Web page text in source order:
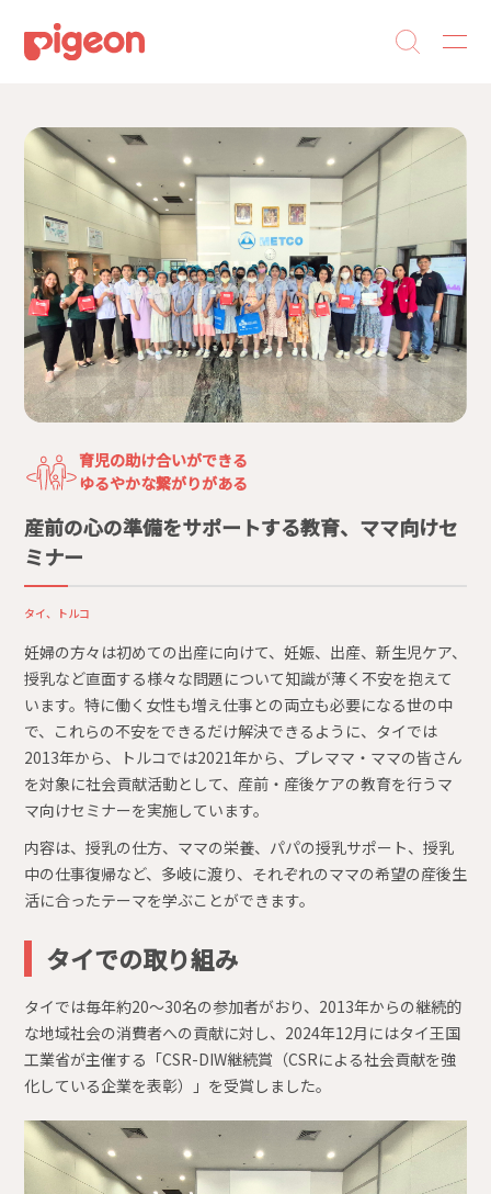
育児の助け合いができる
ゆるやかな繋がりがある
産前の心の準備をサポートする教育、ママ向けセ
ミナー
タイ、トルコ
妊婦の方々は初めての出産に向けて、妊娠、出産、新生児ケア、
授乳など直面する様々な問題について知識が薄く不安を抱えて
います。特に働く女性も増え仕事との両立も必要になる世の中
で、これらの不安をできるだけ解決できるように、タイでは
2013年から、トルコでは2021年から、プレママ・ママの皆さん
を対象に社会貢献活動として、産前・産後ケアの教育を行うマ
マ向けセミナーを実施しています。
内容は、授乳の仕方、ママの栄養、パパの授乳サポート、授乳
中の仕事復帰など、多岐に渡り、それぞれのママの希望の産後生
活に合ったテーマを学ぶことができます。
タイでの取り組み
タイでは毎年約20～30名の参加者がおり、2013年からの継続的
な地域社会の消費者への貢献に対し、2024年12月にはタイ王国
工業省が主催する「CSR-DIW継続賞（CSRによる社会貢献を強
化している企業を表彰）」を受賞しました。